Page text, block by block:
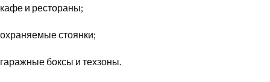
кафе и рестораны;
охраняемые стоянки;
гаражные боксы и техзоны.